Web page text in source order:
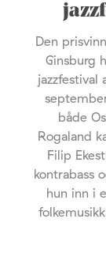
Den
Ginsburg
både
Rogaland
Filip
kontrabass
hun inn i